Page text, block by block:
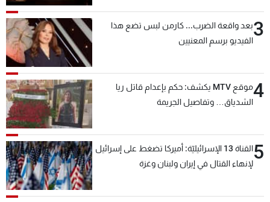
3بعد واقعة الضرب... كارمن لبس تضع هذا
الفيديو برسم المعنيين
4
موقع MTV يكشف: حكم بإعدام قاتل ريا
الشدياق… وتفاصيل الجريمة
5
القناة 13 الإسرائيليّة: أميركا تضغط على إسرائيل
لإنهاء القتال في إيران ولبنان وغزة